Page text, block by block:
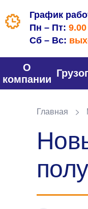
График
Пн – Пт:
Сб – Вс:
О
компании
Главная